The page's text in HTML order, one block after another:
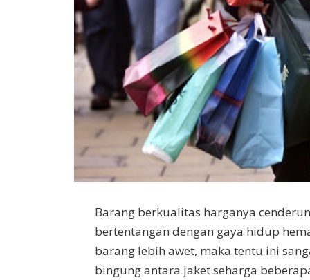
Barang berkualitas harganya
bertentangan dengan gaya hidup
barang lebih awet, maka tentu ini
bingung antara jaket seharga